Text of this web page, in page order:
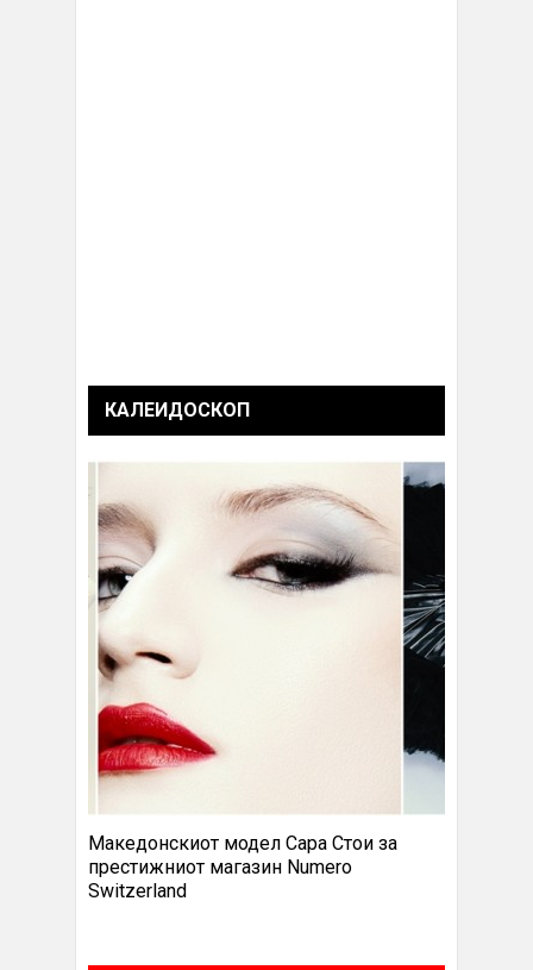
КАЛЕИДОСКОП
Македонскиот модел Сара Стои за
престижниот магазин Numero
Switzerland